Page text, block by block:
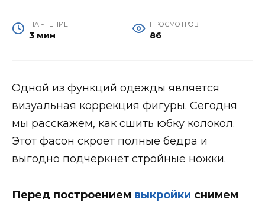
НА ЧТЕНИЕ
3 мин
ПРОСМОТРОВ
86
Одной из функций одежды является
визуальная коррекция фигуры. Сегодня
мы расскажем, как сшить юбку колокол.
Этот фасон скроет полные бёдра и
выгодно подчеркнёт стройные ножки.
Перед построением выкройки снимем